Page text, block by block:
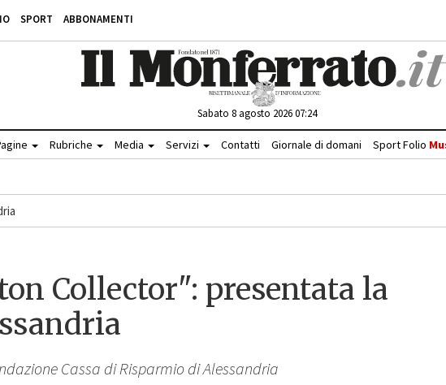
SPORT ABBONAMENTI
Sabato 8 agosto 2026 07:24
Rubriche Media Servizi Contatti Giornale di domani Sport Folio
Collector": presentata la
Cassa di Risparmio di Alessandria